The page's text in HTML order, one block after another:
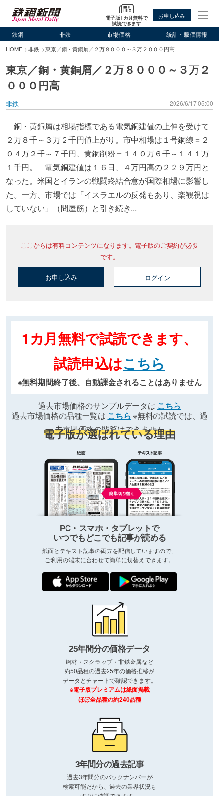
電子版1カ月無料で
試読できます
お申し込み
鉄鋼 非鉄 市場価格 統計・販価情報
HOME 非鉄 東京／銅・黄銅屑／２万８０００～３万２０００円高
東京／銅・黄銅屑／２万８０００～３万２
０００円高
非鉄 2026/6/17 05:00
銅・黄銅屑は相場指標である電気銅建値の上伸を受けて
２万８千～３万２千円値上がり。市中相場は１号銅線＝２
０４万２千～７千円、黄銅削粉＝１４０万６千～１４１万
１千円。 電気銅建値は１６日、４万円高の２２９万円と
なった。米国とイランの戦闘終結合意が国際相場に影響し
た。一方、市場では「イスラエルの反発もあり、楽観視は
していない」（問屋筋）と引き続き...
ここからは有料コンテンツになります。電子版のご契約が必要
です。
お申し込み ログイン
1カ月無料で試読できます、
試読申込はこちら
※無料期間終了後、自動課金されることはありません
過去市場価格のサンプルデータは こちら
過去市場価格の品種一覧は こちら ※無料の試読では、過
去市場価格の閲覧はできません
電子版が選ばれている理由
PC・スマホ・タブレットで
いつでもどこでも記事が読める
紙面とテキスト記事の両方を配信していますので、
ご利用の端末に合わせて簡単に切替えできます。
25年間分の価格データ
鋼材・スクラップ・非鉄金属など
約50品種の過去25年の価格推移が
データとチャートで確認できます。
※電子版プレミアムは紙面掲載
ほぼ全品種の約240品種
3年間分の過去記事
過去3年間分のバックナンバーが
検索可能だから、過去の業界状況も